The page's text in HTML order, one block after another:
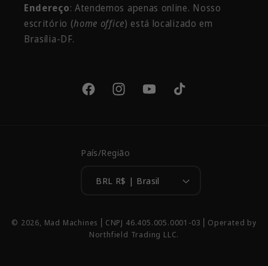
Endereço: Atendemos apenas online. Nosso
escritório (home office) está localizado em
Brasília-DF.
FacebookInstagramYouTubeTikTok
País/Região
BRL R$ | Brasil
de
© 2026, Mad Machines
⎢CNPJ 46.405.005.0001-03 ⎢Operated by
Northfield Trading LLC.